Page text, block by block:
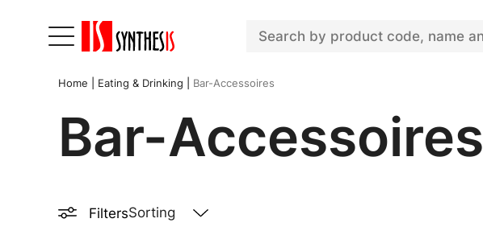
Home Eating & Drinking Bar-Accessoires
Bar-Accessoires
Filters